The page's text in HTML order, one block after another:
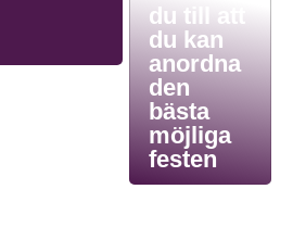
du till att
du kan
anordna
den
bästa
möjliga
festen